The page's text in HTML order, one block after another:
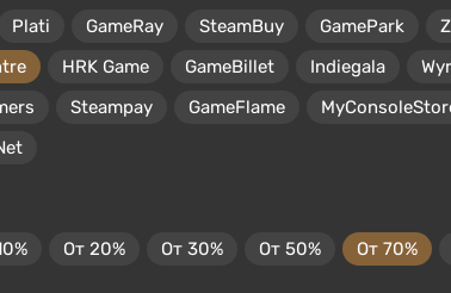
Plati GameRay SteamBuy GamePark
HRK Game GameBillet Indiegala
Steampay GameFlame
От 20% От 30% От 50% От 70%